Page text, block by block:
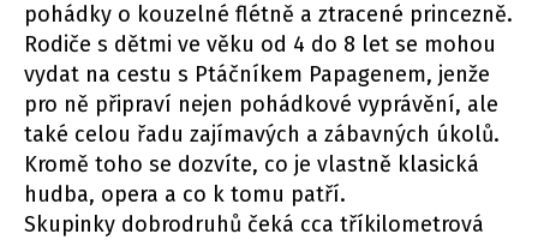
pohádky o kouzelné flétně a ztracené princezně.
Rodiče s dětmi ve věku od 4 do 8 let se mohou
vydat na cestu s Ptáčníkem Papagenem, jenže
pro ně připraví nejen pohádkové vyprávění, ale
také celou řadu zajímavých a zábavných úkolů.
Kromě toho se dozvíte, co je vlastně klasická
hudba, opera a co k tomu patří.
Skupinky dobrodruhů čeká cca tříkilometrová